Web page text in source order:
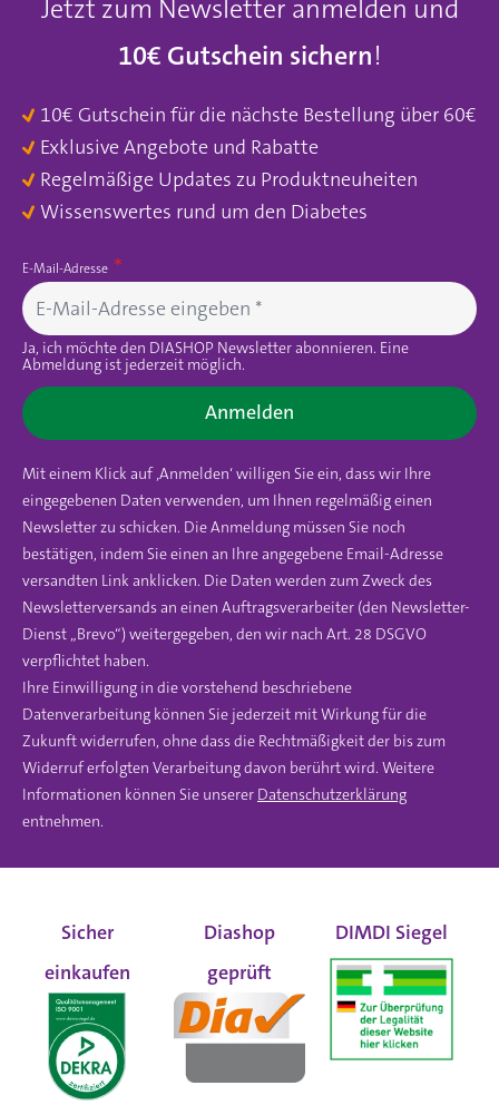
Jetzt zum Newsletter anmelden und
10€ Gutschein sichern!
10€ Gutschein für die nächste Bestellung über 60€
Exklusive Angebote und Rabatte
Regelmäßige Updates zu Produktneuheiten
Wissenswertes rund um den Diabetes
E-Mail-Adresse
Ja, ich möchte den DIASHOP Newsletter abonnieren. Eine
Abmeldung ist jederzeit möglich.
Anmelden
Mit einem Klick auf ‚Anmelden‘ willigen Sie ein, dass wir Ihre
eingegebenen Daten verwenden, um Ihnen regelmäßig einen
Newsletter zu schicken. Die Anmeldung müssen Sie noch
bestätigen, indem Sie einen an Ihre angegebene Email-Adresse
versandten Link anklicken. Die Daten werden zum Zweck des
Newsletterversands an einen Auftragsverarbeiter (den Newsletter-
Dienst „Brevo“) weitergegeben, den wir nach Art. 28 DSGVO
verpflichtet haben.
Ihre Einwilligung in die vorstehend beschriebene
Datenverarbeitung können Sie jederzeit mit Wirkung für die
Zukunft widerrufen, ohne dass die Rechtmäßigkeit der bis zum
Widerruf erfolgten Verarbeitung davon berührt wird. Weitere
Informationen können Sie unserer Datenschutzerklärung
entnehmen.
Sicher
einkaufen
Diashop
geprüft
DIMDI Siegel